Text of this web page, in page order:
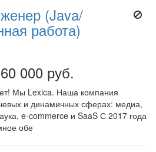
(Java/
работа)
000 руб.
Мы Lexica. Наша компания
и динамичных сферах: медиа,
e-commerce и SaaS С 2017 года
обе